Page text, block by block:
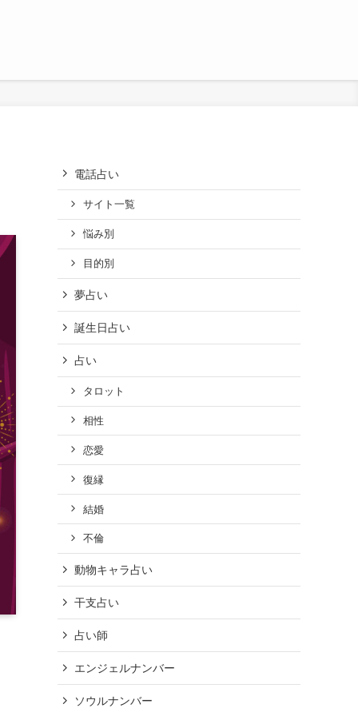
電話占い
サイト一覧
悩み別
目的別
夢占い
誕生日占い
占い
タロット
相性
恋愛
復縁
結婚
不倫
動物キャラ占い
干支占い
占い師
エンジェルナンバー
ソウルナンバー